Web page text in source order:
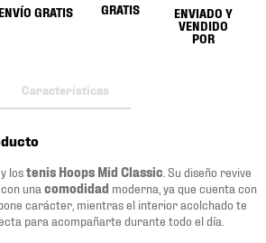
GRATIS
GRATIS
ENVIADO Y
VENDIDO
POR
Características
lostenis Hoops Mid Classic . Su diseño revive
una comodidad moderna, ya que cuenta con
carácter, mientras el interior acolchado te
para acompañarte durante todo el día.